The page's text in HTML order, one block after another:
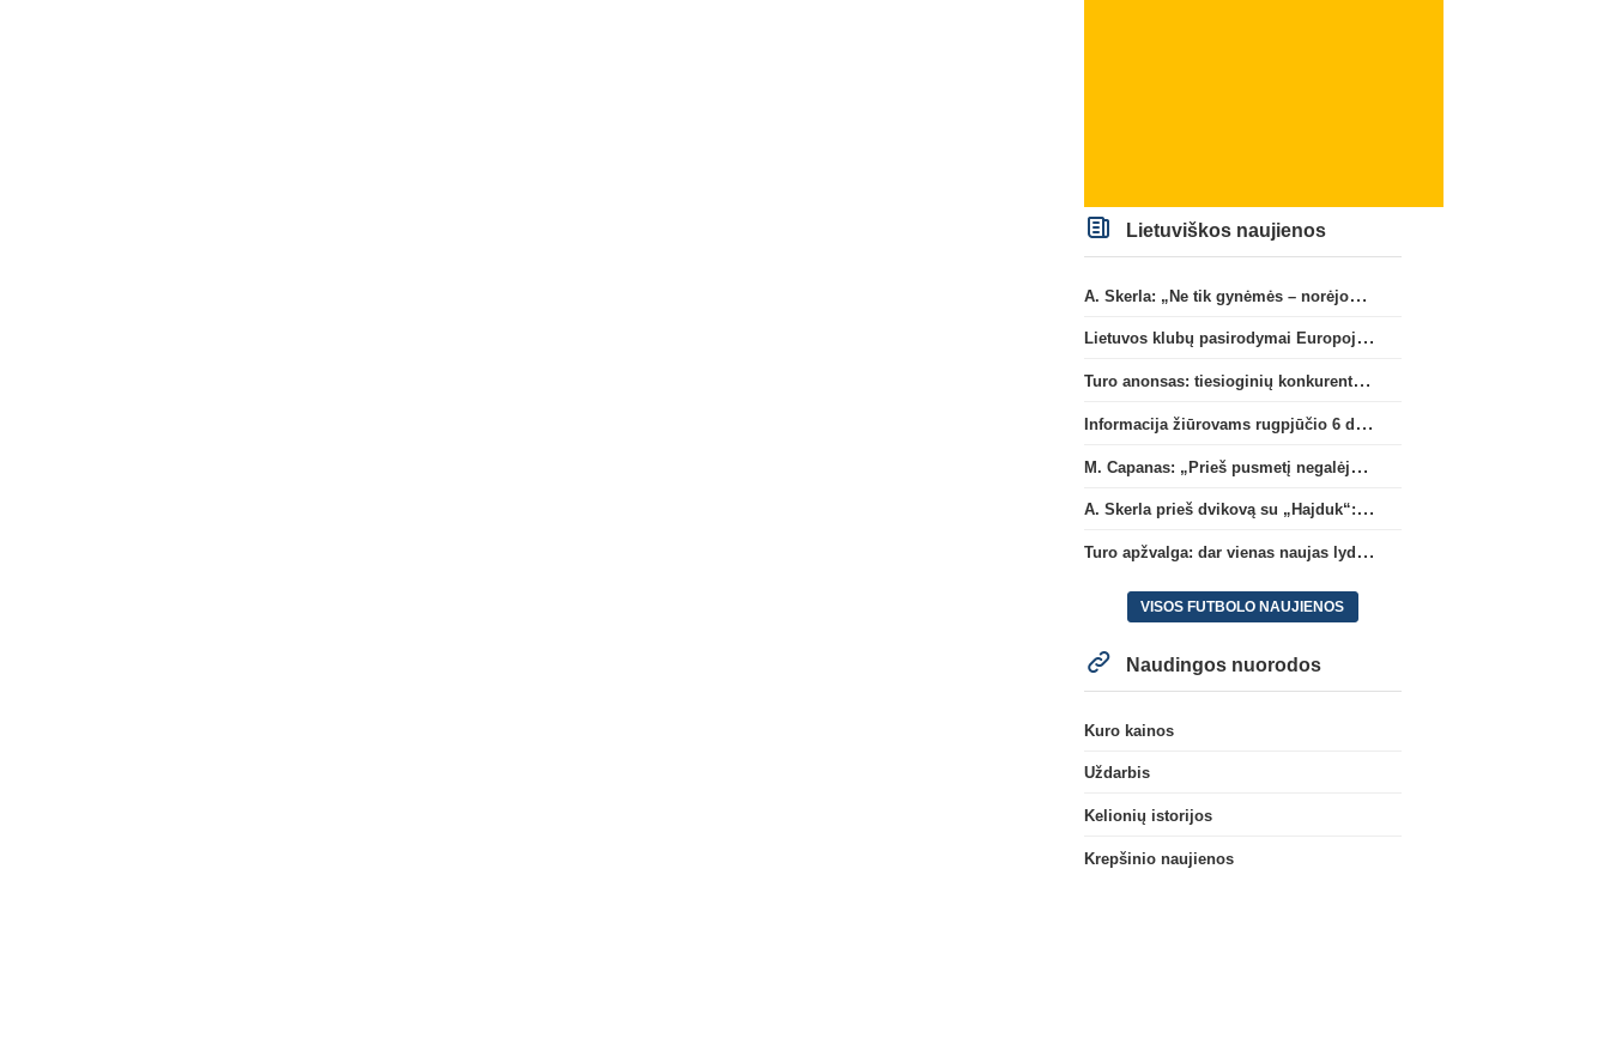
Lietuviškos naujienos
A. Skerla: „Ne tik gynėmės – norėjome atakuoti“
Lietuvos klubų pasirodymai Europoje: patirti pralaimėjimai Kroatijos atstovams
Turo anonsas: tiesioginių konkurentų dvikova Gargžduose
Informacija žiūrovams rugpjūčio 6 d. UEFA rungtynėms
M. Capanas: „Prieš pusmetį negalėjau net įsivaizduoti, kad žaisime prieš „Hajduk“
A. Skerla prieš dvikovą su „Hajduk“: „Tai kito kalibro komanda“
Turo apžvalga: dar vienas naujas lyderis
VISOS FUTBOLO NAUJIENOS
Naudingos nuorodos
Kuro kainos
Uždarbis
Kelionių istorijos
Krepšinio naujienos